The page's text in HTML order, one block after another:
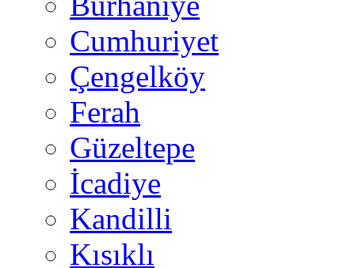
Cumhuriyet
Çengelköy
Ferah
Güzeltepe
İcadiye
Kandilli
Kısıklı